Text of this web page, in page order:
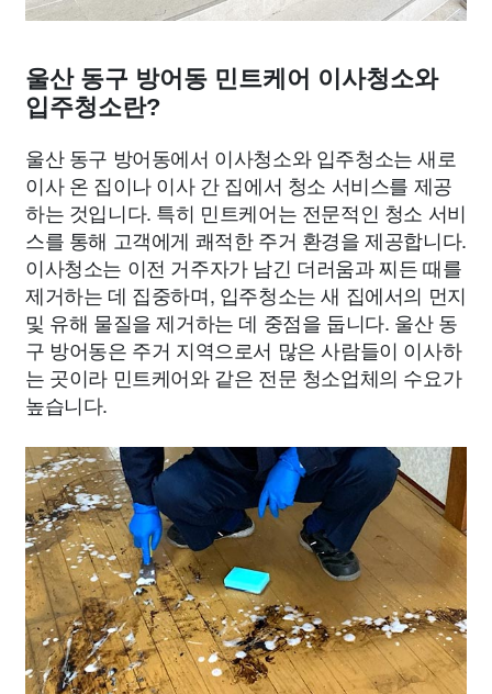
울산 동구 방어동 민트케어 이사청소와
입주청소란?
울산 동구 방어동에서 이사청소와 입주청소는 새로
이사 온 집이나 이사 간 집에서 청소 서비스를 제공
하는 것입니다. 특히 민트케어는 전문적인 청소 서비
스를 통해 고객에게 쾌적한 주거 환경을 제공합니다.
이사청소는 이전 거주자가 남긴 더러움과 찌든 때를
제거하는 데 집중하며, 입주청소는 새 집에서의 먼지
및 유해 물질을 제거하는 데 중점을 둡니다. 울산 동
구 방어동은 주거 지역으로서 많은 사람들이 이사하
는 곳이라 민트케어와 같은 전문 청소업체의 수요가
높습니다.